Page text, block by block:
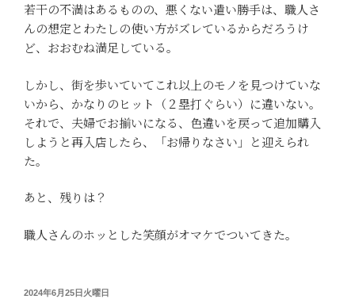
若干の不満はあるものの、悪くない遣い勝手は、職人さ
んの想定とわたしの使い方がズレているからだろうけ
ど、おおむね満足している。
しかし、街を歩いていてこれ以上のモノを見つけていな
いから、かなりのヒット（２塁打ぐらい）に違いない。
それで、夫婦でお揃いになる、色違いを戻って追加購入
しようと再入店したら、「お帰りなさい」と迎えられ
た。
あと、残りは？
職人さんのホッとした笑顔がオマケでついてきた。
投
2024年6月25日火曜日